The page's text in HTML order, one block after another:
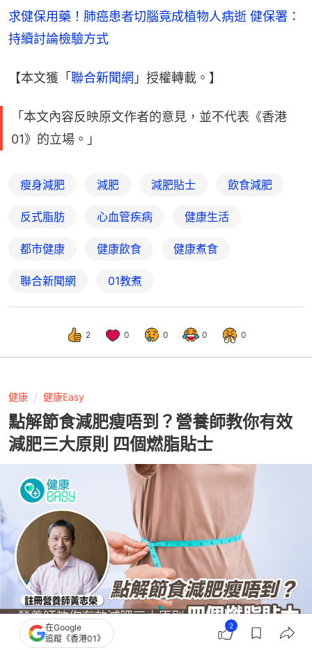
求健保用藥！肺癌患者切腦竟成植物人病逝 健保署：
持續討論檢驗方式
【本文獲「 聯合新聞網 」授權轉載。】
「本文內容反映原文作者的意見，並不代表《香港
01》的立場。」
瘦身減肥 減肥 減肥貼士 飲食減肥
反式脂肪 心血管疾病 健康生活
都市健康 健康飲食 健康煮食
聯合新聞網 01教煮
2 0 0 0 0
健康 健康Easy
點解節食減肥瘦唔到？營養師教你有效
減肥三大原則 四個燃脂貼士
撰文：健康Easy
在Google
追蹤《香港01》
2